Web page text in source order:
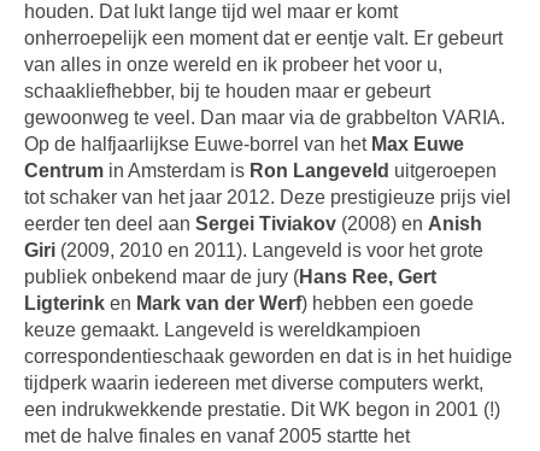
houden. Dat lukt lange tijd wel maar er komt
onherroepelijk een moment dat er eentje valt. Er gebeurt
van alles in onze wereld en ik probeer het voor u,
schaakliefhebber, bij te houden maar er gebeurt
gewoonweg te veel. Dan maar via de grabbelton VARIA.
Op de halfjaarlijkse Euwe-borrel van het Max Euwe
Centrum in Amsterdam is Ron Langeveld uitgeroepen
tot schaker van het jaar 2012. Deze prestigieuze prijs viel
eerder ten deel aan Sergei Tiviakov (2008) en Anish
Giri (2009, 2010 en 2011). Langeveld is voor het grote
publiek onbekend maar de jury (Hans Ree, Gert
Ligterink en Mark van der Werf) hebben een goede
keuze gemaakt. Langeveld is wereldkampioen
correspondentieschaak geworden en dat is in het huidige
tijdperk waarin iedereen met diverse computers werkt,
een indrukwekkende prestatie. Dit WK begon in 2001 (!)
met de halve finales en vanaf 2005 startte het